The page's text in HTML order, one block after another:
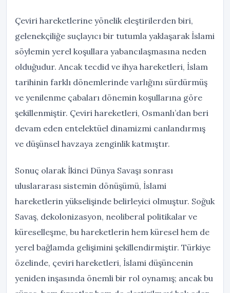
Çeviri hareketlerine yönelik eleştirilerden biri,
gelenekçiliğe suçlayıcı bir tutumla yaklaşarak İslami
söylemin yerel koşullara yabancılaşmasına neden
olduğudur. Ancak tecdid ve ihya hareketleri, İslam
tarihinin farklı dönemlerinde varlığını sürdürmüş
ve yenilenme çabaları dönemin koşullarına göre
şekillenmiştir. Çeviri hareketleri, Osmanlı’dan beri
devam eden entelektüel dinamizmi canlandırmış
ve düşünsel havzaya zenginlik katmıştır.
Sonuç olarak İkinci Dünya Savaşı sonrası
uluslararası sistemin dönüşümü, İslami
hareketlerin yükselişinde belirleyici olmuştur. Soğuk
Savaş, dekolonizasyon, neoliberal politikalar ve
küreselleşme, bu hareketlerin hem küresel hem de
yerel bağlamda gelişimini şekillendirmiştir. Türkiye
özelinde, çeviri hareketleri, İslami düşüncenin
yeniden inşasında önemli bir rol oynamış; ancak bu